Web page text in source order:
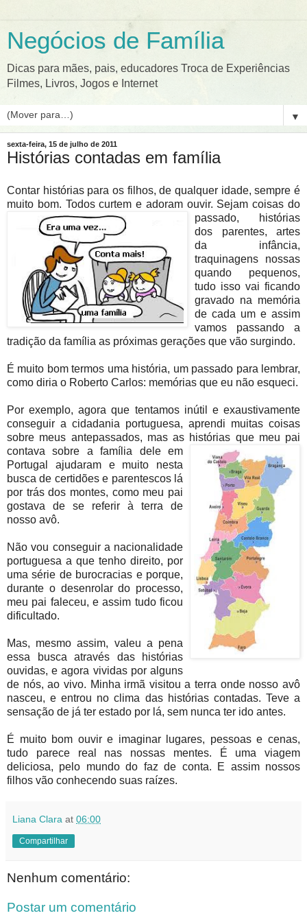
Negócios de Família
Dicas para mães, pais, educadores Troca de Experiências
Filmes, Livros, Jogos e Internet
▼
sexta-feira, 15 de julho de 2011
Histórias contadas em família
Contar histórias para os filhos, de qualquer idade, sempre é
muito bom. Todos curtem e adoram ouvir. Sejam coisas do
passado, histórias
dos parentes, artes
da infância,
traquinagens nossas
quando pequenos,
tudo isso vai ficando
gravado na memória
de cada um e assim
vamos passando a
tradição da família as próximas gerações que vão surgindo.
É muito bom termos uma história, um passado para lembrar,
como diria o Roberto Carlos: memórias que eu não esqueci.
Por exemplo, agora que tentamos inútil e exaustivamente
conseguir a cidadania portuguesa, aprendi muitas coisas
sobre meus antepassados, mas as histórias que meu pai
contava sobre a família dele em
Portugal ajudaram e muito nesta
busca de certidões e parentescos lá
por trás dos montes, como meu pai
gostava de se referir à terra de
nosso avô.
Não vou conseguir a nacionalidade
portuguesa a que tenho direito, por
uma série de burocracias e porque,
durante o desenrolar do processo,
meu pai faleceu, e assim tudo ficou
dificultado.
Mas, mesmo assim, valeu a pena
essa busca através das histórias
ouvidas, e agora vividas por alguns
de nós, ao vivo. Minha irmã visitou a terra onde nosso avô
nasceu, e entrou no clima das histórias contadas. Teve a
sensação de já ter estado por lá, sem nunca ter ido antes.
É muito bom ouvir e imaginar lugares, pessoas e cenas,
tudo parece real nas nossas mentes. É uma viagem
deliciosa, pelo mundo do faz de conta. E assim nossos
filhos vão conhecendo suas raízes.
Liana Clara at 06:00
Compartilhar
Nenhum comentário:
Postar um comentário